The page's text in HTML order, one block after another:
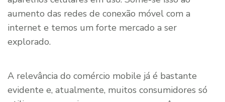
aumento das redes de conexão móvel com a
internet e temos um forte mercado a ser
explorado.
A relevância do comércio mobile já é bastante
evidente e, atualmente, muitos consumidores só